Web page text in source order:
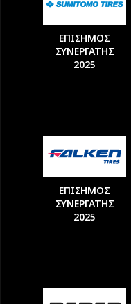
ΕΠΙΣΗΜΟΣ
ΣΥΝΕΡΓΑΤΗΣ
2025
ΕΠΙΣΗΜΟΣ
ΣΥΝΕΡΓΑΤΗΣ
2025